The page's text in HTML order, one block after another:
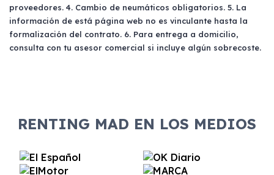
proveedores. 4. Cambio de neumáticos obligatorios. 5. La
información de está página web no es vinculante hasta la
formalización del contrato. 6. Para entrega a domicilio,
consulta con tu asesor comercial si incluye algún sobrecoste.
RENTING MAD EN LOS MEDIOS